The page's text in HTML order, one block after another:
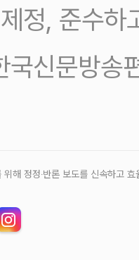
정, 준수하
국신문방송
해 정정‧반론 보도를 신속하고